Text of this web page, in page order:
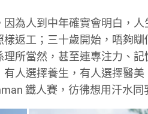
為人到中年確實會明白， 人
返工；三十歲開始，唔夠
理所當然，甚至連專注力、
人選擇養生， 有人選擇醫美
鐵人賽，彷彿想用汗水